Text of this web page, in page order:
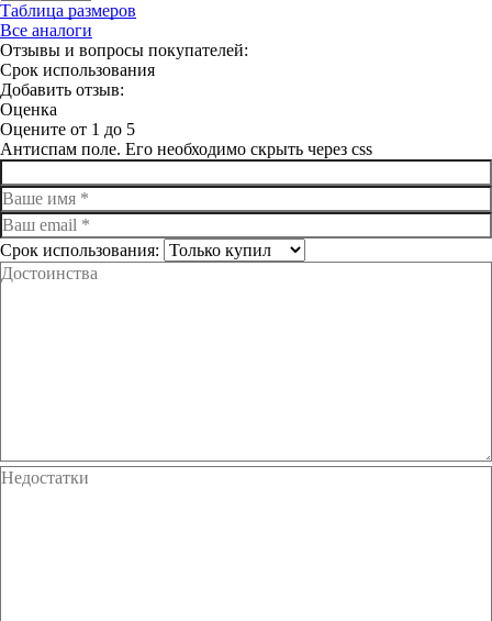
Таблица размеров
Все аналоги
Отзывы и вопросы покупателей:
Срок использования
Добавить отзыв:
Оценка
Оцените от 1 до 5
Антиспам поле. Его необходимо скрыть через css
Срок использования: